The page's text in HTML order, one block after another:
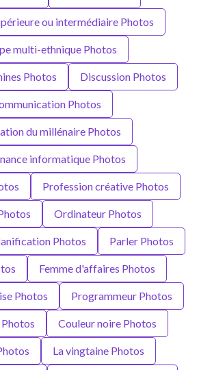
ou intermédiaire Photos
multi-ethnique Photos
Photos Discussion Photos
Photos
du millénaire Photos
informatique Photos
Profession créative Photos
Ordinateur Photos
Photos Parler Photos
Femme d'affaires Photos
Photos Programmeur Photos
Couleur noire Photos
La vingtaine Photos